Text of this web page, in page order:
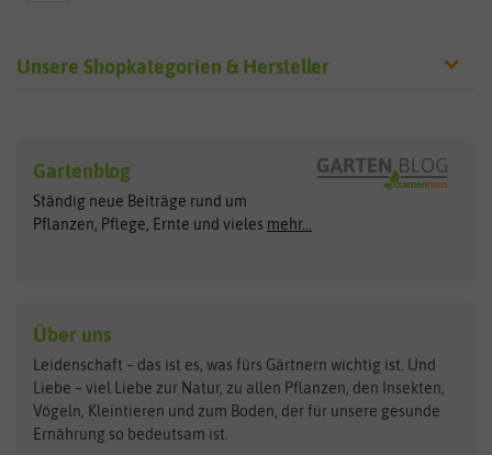
Unsere Shopkategorien & Hersteller
Exotische Samen
Gemüsesamen
Gründünger
Kräutersamen
Obstsamen
Pilzbrut
Rasensamen
Steckzwiebeln
Arche Noah
ASB Greenworld
Benary
Bingenheimer Saatgut
Bionana
Clever Pots
COMPO
Dürr-Samen
Gartenblog
Ständig neue Beiträge rund um
Pflanzen, Pflege, Ernte und vieles mehr...
Über uns
Leidenschaft – das ist es, was fürs Gärtnern wichtig ist. Und
Liebe – viel Liebe zur Natur, zu allen Pflanzen, den Insekten,
Vögeln, Kleintieren und zum Boden, der für unsere gesunde
Ernährung so bedeutsam ist.